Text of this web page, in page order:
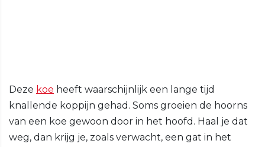
Deze koe heeft waarschijnlijk een lange tijd
knallende koppijn gehad. Soms groeien de hoorns
van een koe gewoon door in het hoofd. Haal je dat
weg, dan krijg je, zoals verwacht, een gat in het